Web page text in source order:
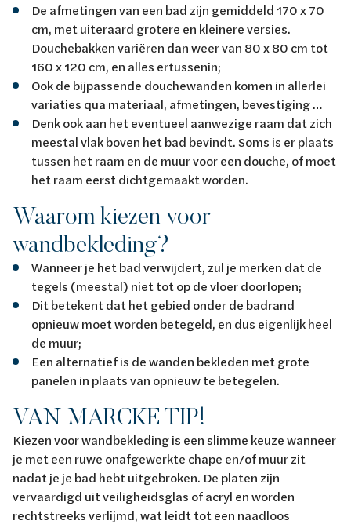
De afmetingen van een bad zijn gemiddeld 170 x 70
cm, met uiteraard grotere en kleinere versies.
Douchebakken variëren dan weer van 80 x 80 cm tot
160 x 120 cm, en alles ertussenin;
Ook de bijpassende douchewanden komen in allerlei
variaties qua materiaal, afmetingen, bevestiging …
Denk ook aan het eventueel aanwezige raam dat zich
meestal vlak boven het bad bevindt. Soms is er plaats
tussen het raam en de muur voor een douche, of moet
het raam eerst dichtgemaakt worden.
Waarom kiezen voor
wandbekleding?
Wanneer je het bad verwijdert, zul je merken dat de
tegels (meestal) niet tot op de vloer doorlopen;
Dit betekent dat het gebied onder de badrand
opnieuw moet worden betegeld, en dus eigenlijk heel
de muur;
Een alternatief is de wanden bekleden met grote
panelen in plaats van opnieuw te betegelen.
VAN MARCKE TIP!
Kiezen voor wandbekleding is een slimme keuze wanneer
je met een ruwe onafgewerkte chape en/of muur zit
nadat je je bad hebt uitgebroken. De platen zijn
vervaardigd uit veiligheidsglas of acryl en worden
rechtstreeks verlijmd, wat leidt tot een naadloos